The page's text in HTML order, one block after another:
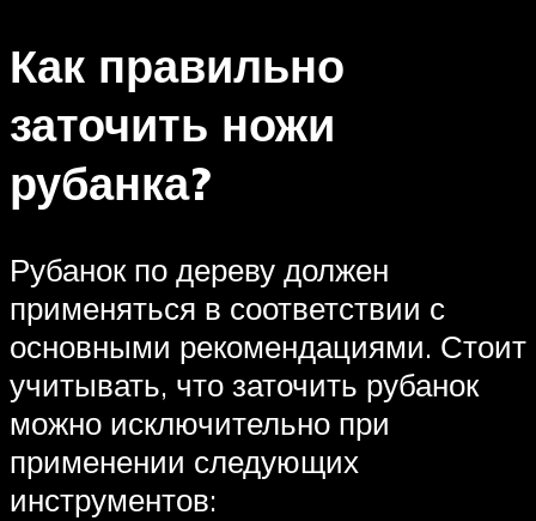
Как правильно
заточить ножи
рубанка?
Рубанок по дереву должен
применяться в соответствии с
основными рекомендациями. Стоит
учитывать, что заточить рубанок
можно исключительно при
применении следующих
инструментов: